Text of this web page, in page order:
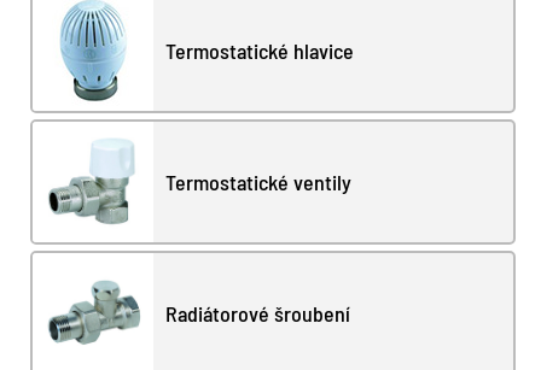
Termostatické hlavice
Termostatické ventily
Radiátorové šroubení